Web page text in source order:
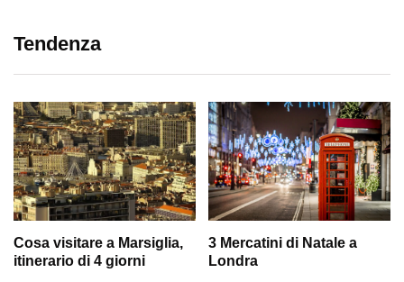
Tendenza
Cosa visitare a Marsiglia,
itinerario di 4 giorni
3 Mercatini di Natale a
Londra